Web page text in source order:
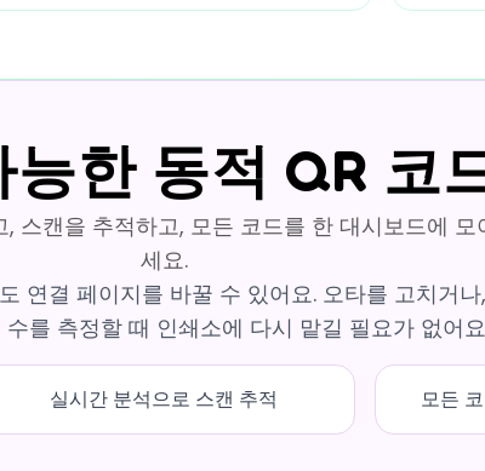
능한 동적 QR 코
스캔을 추적하고, 모든 코드를 한 대시보드에 모
세요.
연결 페이지를 바꿀 수 있어요. 오타를 고치거
를 측정할 때 인쇄소에 다시 맡길 필요가 없어
실시간 분석으로 스캔 추적 모든